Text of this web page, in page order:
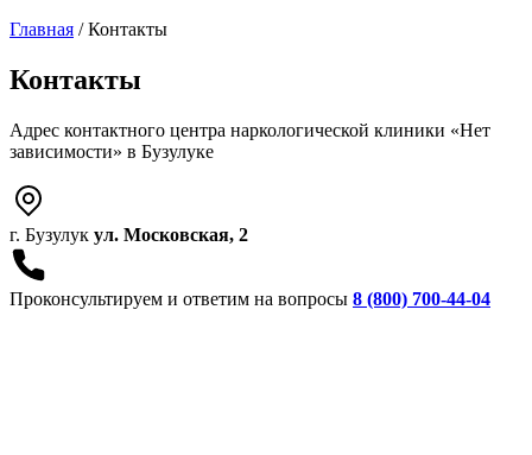
Главная /Контакты
Контакты
Адрес контактного центра наркологической клиники «Нет
зависимости» в Бузулуке
г. Бузулук ул. Московская, 2
Проконсультируем и ответим на вопросы 8 (800) 700-44-04